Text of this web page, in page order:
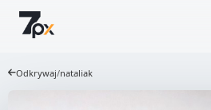
Odkrywaj/nataliak